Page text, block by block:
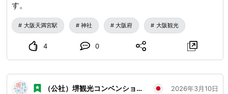
す。
大阪天満宮駅 神社 大阪府 大阪観光
4 0
（公社）堺観光コンベンション協会 2026年3月10日